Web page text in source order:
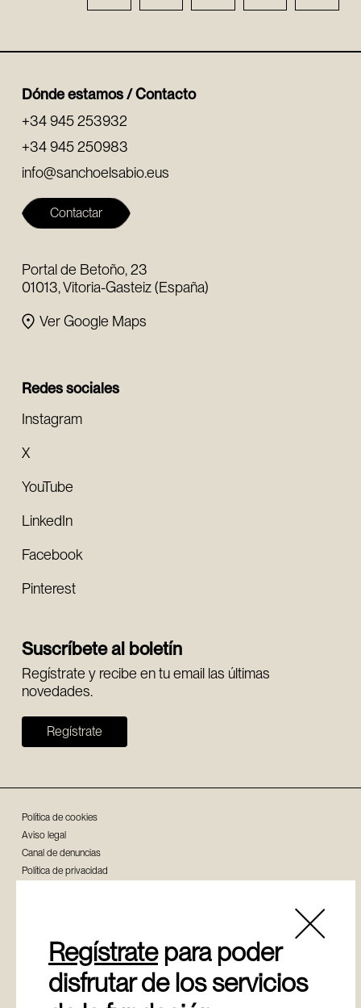
Regístratepara poder
disfrutar de los servicios
Dónde estamos / Contacto
+34 945 253932
+34 945 250983
info@sanchoelsabio.eus
Contactar
Portal de Betoño, 23
01013, Vitoria-Gasteiz (España)
Ver Google Maps
Redes sociales
Instagram
X
YouTube
LinkedIn
Facebook
Pinterest
Suscríbete al boletín
Regístrate y recibe en tu email las últimas
novedades.
Regístrate
Política de cookies
Aviso legal
Canal de denuncias
Política de privacidad
© Copyright - Fundación Sancho el Sabio Vital Fundazioa